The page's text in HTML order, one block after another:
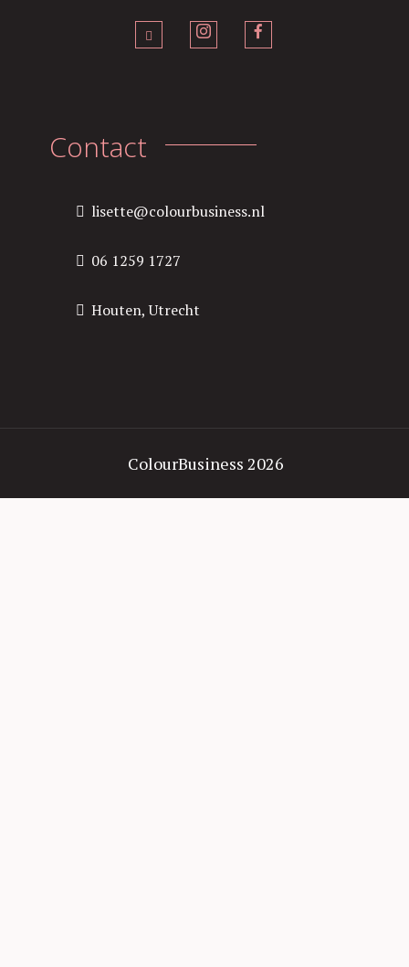
Contact
lisette@colourbusiness.nl
06 1259 1727
Houten, Utrecht
ColourBusiness 2026